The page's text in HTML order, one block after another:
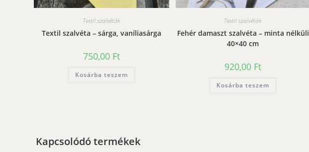
Textil szalvéták
Textil szalvéta – sárga, vaníliasárga
750,00 Ft
Kosárba teszem
Textil szalvéták
Fehér damaszt szalvéta – minta nélküli
40×40 cm
920,00 Ft
Kosárba teszem
Kapcsolódó termékek